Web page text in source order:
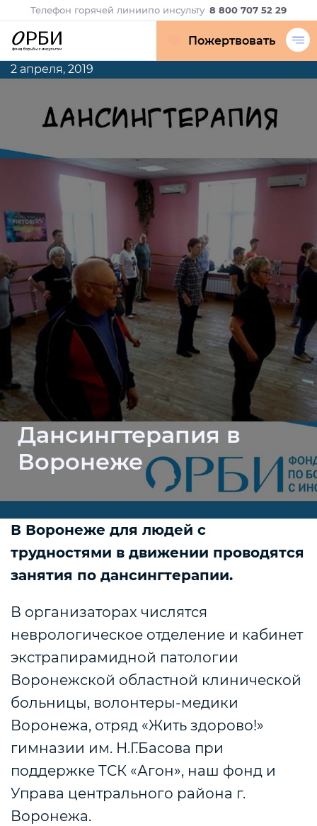
Телефон горячей линиипо инсульту 8 800 707 52 29
Пожертвовать
2 апреля, 2019
Дансингтерапия в
Воронеже
В Воронеже для людей с
трудностями в движении проводятся
занятия по дансингтерапии.
В организаторах числятся
неврологическое отделение и кабинет
экстрапирамидной патологии
Воронежской областной клинической
больницы, волонтеры-медики
Воронежа, отряд «Жить здорово!»
гимназии им. Н.Г.Басова при
поддержке ТСК «Агон», наш фонд и
Управа центрального района г.
Воронежа.